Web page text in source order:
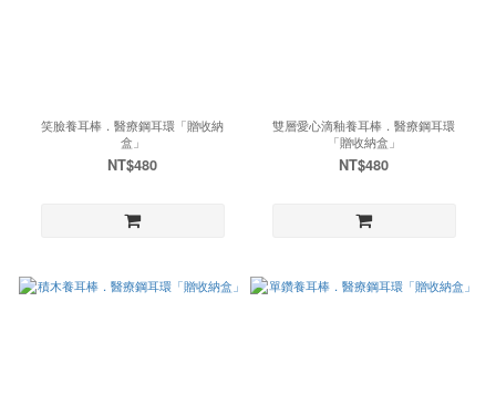
笑臉養耳棒．醫療鋼耳環「贈收納
盒」
NT$480
雙層愛心滴釉養耳棒．醫療鋼耳環
「贈收納盒」
NT$480